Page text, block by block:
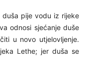
pije vodu iz rijeke
odnosi sjećanje duše
u novo utjelovljenje.
Lethe; jer duša se